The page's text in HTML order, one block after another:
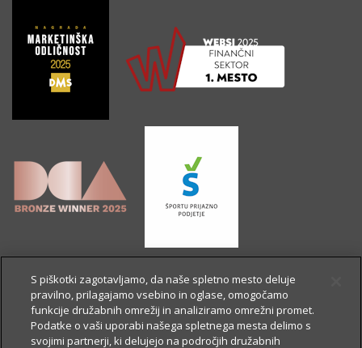
S piškotki zagotavljamo, da naše spletno mesto deluje
pravilno, prilagajamo vsebino in oglase, omogočamo
funkcije družabnih omrežij in analiziramo omrežni promet.
Podatke o vaši uporabi našega spletnega mesta delimo s
svojimi partnerji, ki delujejo na področjih družabnih